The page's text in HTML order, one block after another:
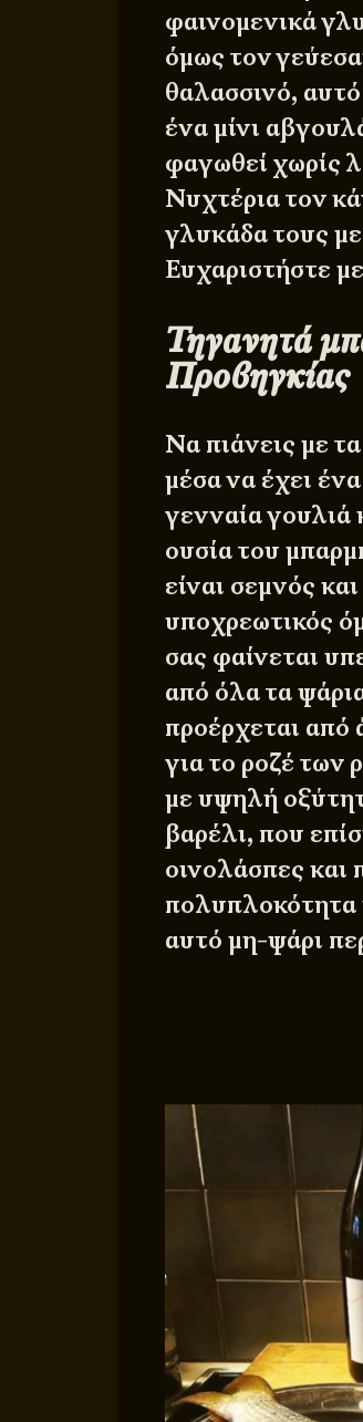
φαινομενικά
όμως τον
θαλασσινό,
ένα μίνι
φαγωθεί χωρίς
Νυχτέρια τον
γλυκάδα τους
Ευχαριστήστε
Τηγανητά
Προβηγκίας
Να πιάνεις με
μέσα να έχει
γενναία γουλιά
ουσία του
είναι σεμνός
υποχρεωτικός
σας φαίνεται
από όλα τα
προέρχεται από
για το ροζέ των
με υψηλή
βαρέλι, που
οινολάσπες και
πολυπλοκότητα
αυτό μη-ψάρι